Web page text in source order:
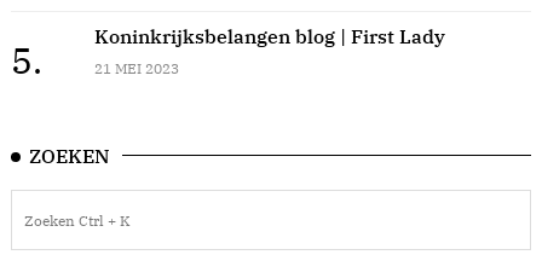
5.
Koninkrijksbelangen blog | First Lady
21 MEI 2023
ZOEKEN